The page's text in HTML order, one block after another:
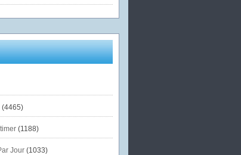
(4465)
(1188)
Jour(1033)